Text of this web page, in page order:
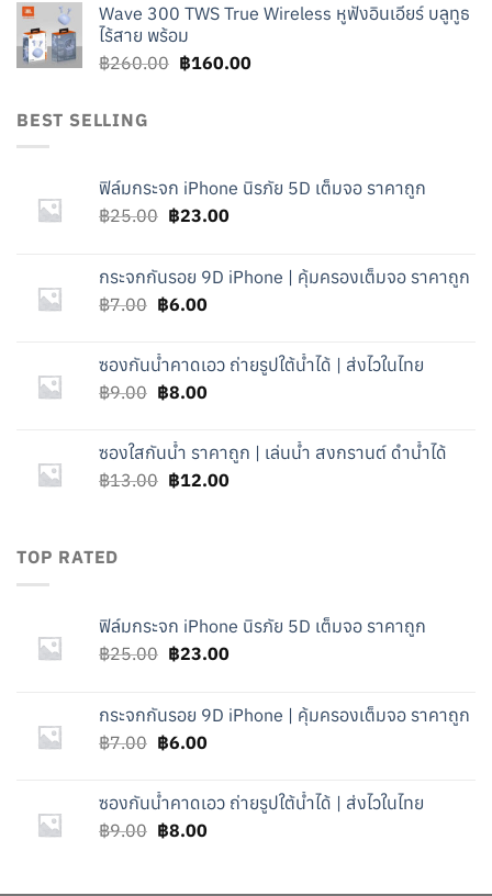
฿276.00.฿176.00.
Wave 300 TWS True Wireless หูฟังอินเอียร์ บลูทูธ
ไร้สาย พร้อม
฿260.00 Original
฿160.00Current
BEST SELLING
ฟิล์มกระจก iPhone นิรภัย 5D เต็มจอ ราคาถูก
฿25.00 Original
฿25.00.
฿23.00Current
฿23.00.
กระจกกันรอย 9D iPhone | คุ้มครองเต็มจอ ราคาถูก
฿7.00 Original
was:
฿7.00.
฿6.00Current
฿6.00.
ซองกันน้ำคาดเอว ถ่ายรูปใต้น้ำได้ | ส่งไวในไทย
฿9.00 Original
was:
฿9.00.
฿8.00Current
฿8.00.
ซองใสกันน้ำ ราคาถูก | เล่นน้ำ สงกรานต์ ดำน้ำได้
฿13.00 Original
฿12.00Current
TOP RATED
ฟิล์มกระจก iPhone นิรภัย 5D เต็มจอ ราคาถูก
฿25.00 Original
฿25.00.
฿23.00Current
฿23.00.
กระจกกันรอย 9D iPhone | คุ้มครองเต็มจอ ราคาถูก
฿7.00 Original
was:
฿7.00.
฿6.00Current
฿6.00.
ซองกันน้ำคาดเอว ถ่ายรูปใต้น้ำได้ | ส่งไวในไทย
฿9.00 Original
฿8.00Current